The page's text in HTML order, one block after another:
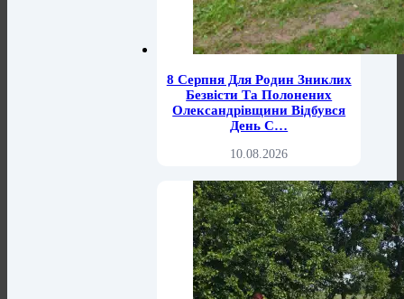
8 Серпня Для Родин Зниклих
Безвісти Та Полонених
Олександрівщини Відбувся
День С…
10.08.2026